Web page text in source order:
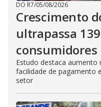
DO R7/05/08/2026
Crescimento
ultrapassa
consumidores
Estudo destaca aumento
facilidade de pagamento
setor